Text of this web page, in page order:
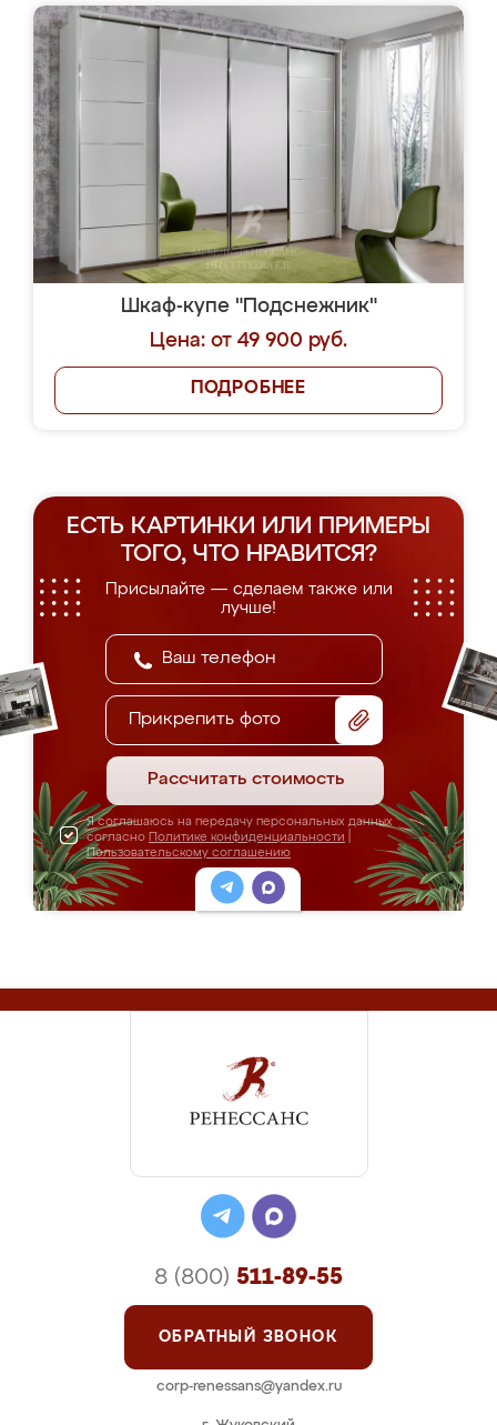
Шкаф-купе "Подснежник"
Цена: от 49 900 руб.
ПОДРОБНЕЕ
ЕСТЬ КАРТИНКИ ИЛИ ПРИМЕРЫ
ТОГО, ЧТО НРАВИТСЯ?
Присылайте — сделаем также или
лучше!
Прикрепить фото
Рассчитать стоимость
Я соглашаюсь на передачу персональных данных
согласно Политике конфиденциальности
Пользовательскому соглашению
8 (800) 511-89-55
ОБРАТНЫЙ ЗВОНОК
corp-renessans@yandex.ru